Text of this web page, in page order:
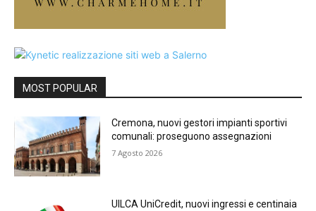
MOST POPULAR
Cremona, nuovi gestori impianti sportivi
comunali: proseguono assegnazioni
7 Agosto 2026
UILCA UniCredit, nuovi ingressi e centinaia